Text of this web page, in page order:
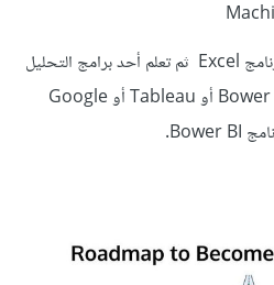
ثم ستحتاج إلى تعلم أساسيات برنامج Excel ثم تعلم أحد برامج التحليل
والتصوير المرئي للبيانات مثل Bower BI أو Tableau أو Google